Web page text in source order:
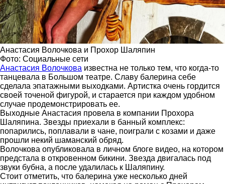
Анастасия Волочкова и Прохор Шаляпин
Фото: Социальные сети
Анастасия Волочкова известна не только тем, что когда-то
танцевала в Большом театре. Славу балерина себе
сделала эпатажными выходками. Артистка очень гордится
своей точеной фигурой, и старается при каждом удобном
случае продемонстрировать ее.
Выходные Анастасия провела в компании Прохора
Шаляпина. Звезды приехали в банный комплекс:
попарились, поплавали в чане, поиграли с козами и даже
прошли некий шаманский обряд.
Волочкова опубликовала в личном блоге видео, на котором
предстала в откровенном бикини. Звезда двигалась под
звуки бубна, а после удалилась к Шаляпину.
Стоит отметить, что балерина уже несколько дней